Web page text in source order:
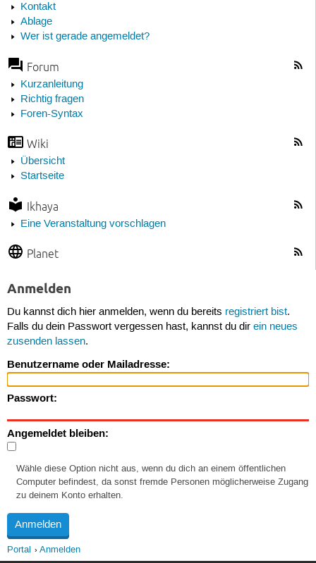
Kontakt
Ablage
Wer ist gerade angemeldet?
Forum
Kurzanleitung
Richtig fragen
Foren-Syntax
Wiki
Übersicht
Startseite
Ikhaya
Eine Veranstaltung vorschlagen
Planet
Anmelden
Du kannst dich hier anmelden, wenn du bereits registriert bist.
Falls du dein Passwort vergessen hast, kannst du dir ein neues
zusenden lassen.
Benutzername oder Mailadresse:
Passwort:
Angemeldet bleiben:
Wähle diese Option nicht aus, wenn du dich an einem öffentlichen
Computer befindest, da sonst fremde Personen möglicherweise Zugang
zu deinem Konto erhalten.
Portal Anmelden